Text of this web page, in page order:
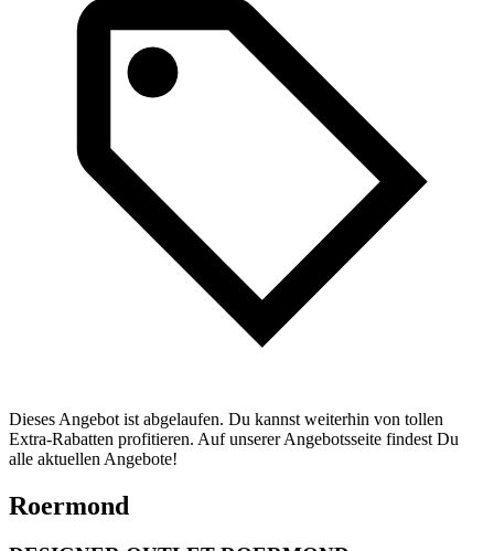
Dieses Angebot ist abgelaufen. Du kannst weiterhin von tollen
Extra-Rabatten profitieren. Auf unserer Angebotsseite findest Du
alle aktuellen Angebote!
Roermond